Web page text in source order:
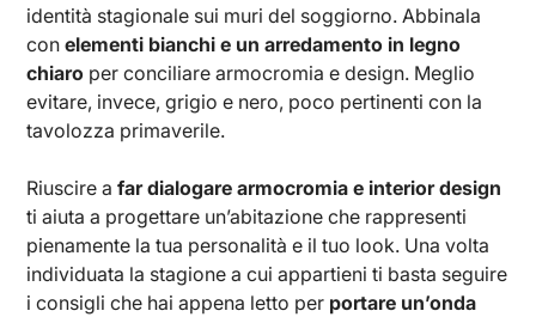
identità stagionale sui muri del soggiorno. Abbinala
conelementi bianchi e un arredamento in legno
chiaro per conciliare armocromia e design. Meglio
evitare, invece, grigio e nero, poco pertinenti con la
tavolozza primaverile.
Riuscire afar dialogare armocromia e interior design
ti aiuta a progettare un’abitazione che rappresenti
pienamente la tua personalità e il tuo look. Una volta
individuata la stagione a cui appartieni ti basta seguire
i consigli che hai appena letto per portare un’onda